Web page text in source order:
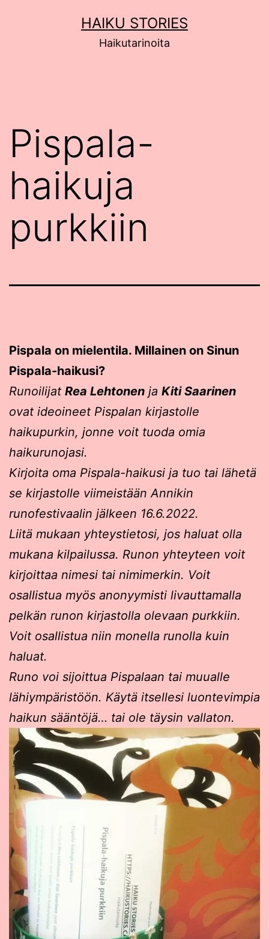
HAIKU STORIES
Haikutarinoita
Pispala-
haikuja
purkkiin
Pispala on mielentila. Millainen on Sinun
Pispala-haikusi?
Runoilijat Rea Lehtonen ja Kiti Saarinen
ovat ideoineet Pispalan kirjastolle
haikupurkin, jonne voit tuoda omia
haikurunojasi.
Kirjoita oma Pispala-haikusi ja tuo tai lähetä
se kirjastolle viimeistään Annikin
runofestivaalin jälkeen 16.6.2022.
Liitä mukaan yhteystietosi, jos haluat olla
mukana kilpailussa. Runon yhteyteen voit
kirjoittaa nimesi tai nimimerkin. Voit
osallistua myös anonyymisti livauttamalla
pelkän runon kirjastolla olevaan purkkiin.
Voit osallistua niin monella runolla kuin
haluat.
Runo voi sijoittua Pispalaan tai muualle
lähiympäristöön. Käytä itsellesi luontevimpia
haikun sääntöjä… tai ole täysin vallaton.